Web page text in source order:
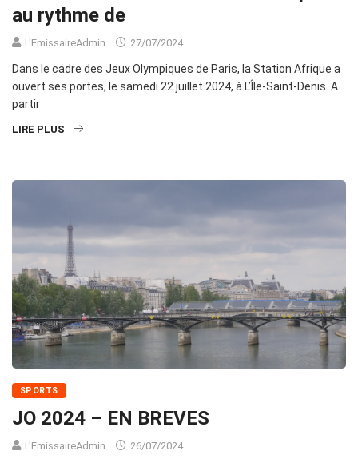
au rythme de
L'EmissaireAdmin 27/07/2024
Dans le cadre des Jeux Olympiques de Paris, la Station Afrique a
ouvert ses portes, le samedi 22 juillet 2024, à L’Île-Saint-Denis. A
partir
LIRE PLUS
SPORTS
JO 2024 – EN BREVES
L'EmissaireAdmin 26/07/2024